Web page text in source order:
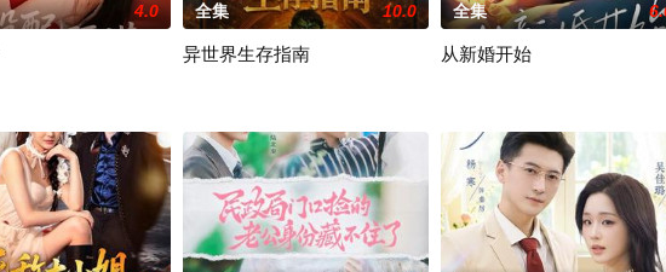
4.0 全集 10.0
异世界生存指南
全集
从新婚开始